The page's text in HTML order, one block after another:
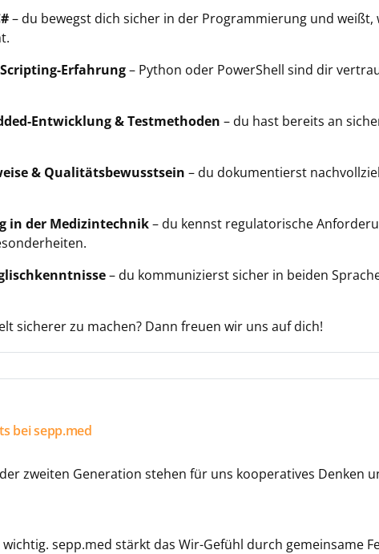
– du bewegst dich sicher in der Programmierung und weißt,
Erfahrung– Python oder PowerShell sind dir
Entwicklung & Testmethoden – du hast bereits an
& Qualitätsbewusstsein – du dokumentierst
in der Medizintechnik– du kennst regulatorische
– du kommunizierst sicher in beiden
sicherer zu machen? Dann freuen wir uns auf dich!
bei sepp.med
zweiten Generation stehen für uns kooperatives Denken
sepp.med stärkt das Wir-Gefühl durch gemeinsame